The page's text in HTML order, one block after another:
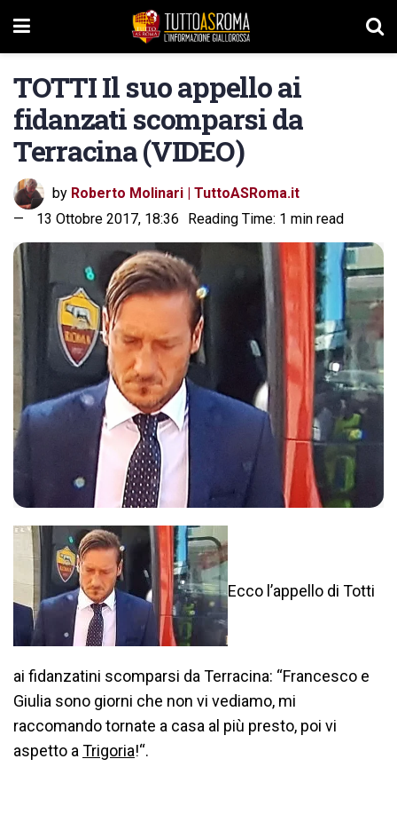
TOTTI Il suo appello ai
fidanzati scomparsi da
Terracina (VIDEO)
by Roberto Molinari | TuttoASRoma.it
13 Ottobre 2017, 18:36
Reading Time: 1 min read
Ecco l’appello di Totti
ai fidanzatini scomparsi da Terracina: “Francesco e
Giulia sono giorni che non vi vediamo, mi
raccomando tornate a casa al più presto, poi vi
aspetto a Trigoria!“.